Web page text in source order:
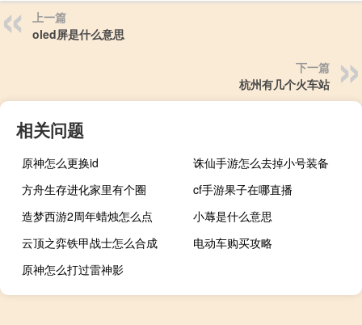
上一篇
oled屏是什么意思
下一篇
杭州有几个火车站
相关问题
原神怎么更换id
诛仙手游怎么去掉小号装备
方舟生存进化家里有个圈
cf手游果子在哪直播
造梦西游2周年蜡烛怎么点
小蓐是什么意思
云顶之弈铁甲战士怎么合成
电动车购买攻略
原神怎么打过雷神影